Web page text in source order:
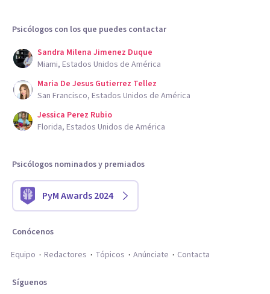
Psicólogos con los que puedes contactar
Sandra Milena Jimenez Duque
Miami, Estados Unidos de América
Maria De Jesus Gutierrez Tellez
San Francisco, Estados Unidos de América
Jessica Perez Rubio
Florida, Estados Unidos de América
Psicólogos nominados y premiados
PyM Awards 2024
Conócenos
Equipo
Redactores Tópicos Anúnciate Contacta
Síguenos